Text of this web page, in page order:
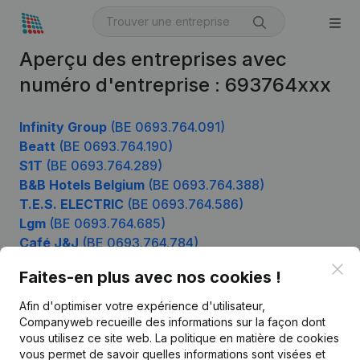
Aperçu des entreprises avec
numéro d'entreprise : 693764xxx
Infinity Group (BE 0693.764.091)
Beatt (BE 0693.764.190)
S1T (BE 0693.764.289)
B&B Hotels Belgium (BE 0693.764.388)
T.E.S. ELECTRIC (BE 0693.764.586)
Lgm (BE 0693.764.685)
Café J&J(BE 0693.764.784)
Faites-en plus avec nos cookies !
Afin d'optimiser votre expérience d'utilisateur,
Companyweb recueille des informations sur la façon dont
vous utilisez ce site web. La politique en matière de cookies
vous permet de savoir quelles informations sont visées et
Produit
Informations d’entreprise